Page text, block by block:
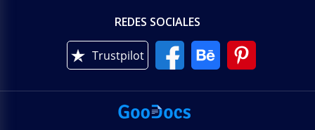
REDES SOCIALES
Trustpilot